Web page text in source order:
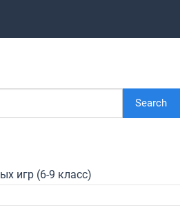
Search
игр (6-9 класс)